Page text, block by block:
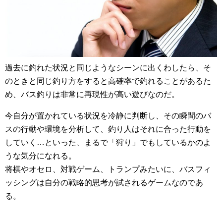
過去に釣れた状況と同じようなシーンに出くわしたら、そ
のときと同じ釣り方をすると高確率で釣れることがあるた
め、バス釣りは非常に再現性が高い遊びなのだ。
今自分が置かれている状況を冷静に判断し、その瞬間のバ
スの行動や環境を分析して、釣り人はそれに合った行動を
していく…といった、まるで「狩り」でもしているかのよ
うな気分になれる。
将棋やオセロ、対戦ゲーム、トランプみたいに、バスフィ
ッシングは自分の戦略的思考が試されるゲームなのであ
る。